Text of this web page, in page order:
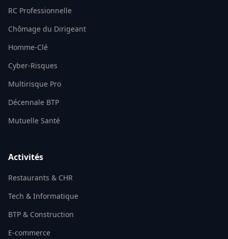
RC Professionnelle
Chômage du Dirigeant
Homme-Clé
Cyber-Risques
Multirisque Pro
Décennale BTP
Mutuelle Santé
Activités
Restaurants & CHR
Tech & Informatique
BTP & Construction
E-commerce